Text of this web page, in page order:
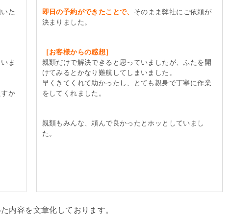
た
ま
か
即日の予約ができたことで、 そのまま弊社にご依頼が
決まりました。
［お客様からの感想］
親類だけで解決できると思っていましたが、ふたを開
けてみるとかなり難航してしまいました。
早くきてくれて助かったし、とても親身で丁寧に作業
をしてくれました。
親類もみんな、頼んで良かったとホッとしていまし
た。
内容を文章化しております。